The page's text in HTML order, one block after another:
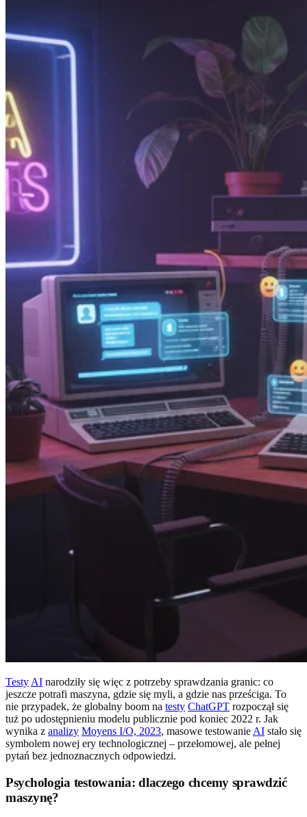
Testy AI narodziły się więc z potrzeby sprawdzania granic: co
jeszcze potrafi maszyna, gdzie się myli, a gdzie nas prześciga. To
nie przypadek, że globalny boom na testy ChatGPT rozpoczął się
tuż po udostępnieniu modelu publicznie pod koniec 2022 r. Jak
wynika z analizy Moyens I/O, 2023, masowe testowanie AI stało się
symbolem nowej ery technologicznej – przełomowej, ale pełnej
pytań bez jednoznacznych odpowiedzi.
Psychologia testowania: dlaczego chcemy sprawdzić
maszynę?